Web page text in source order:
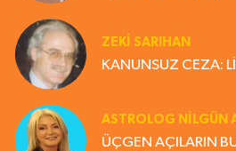
ZEKI SARIHAN
KANUNSUZ CEZA:
ASTROLOG NILGÜN
ÜÇGEN AÇILARIN